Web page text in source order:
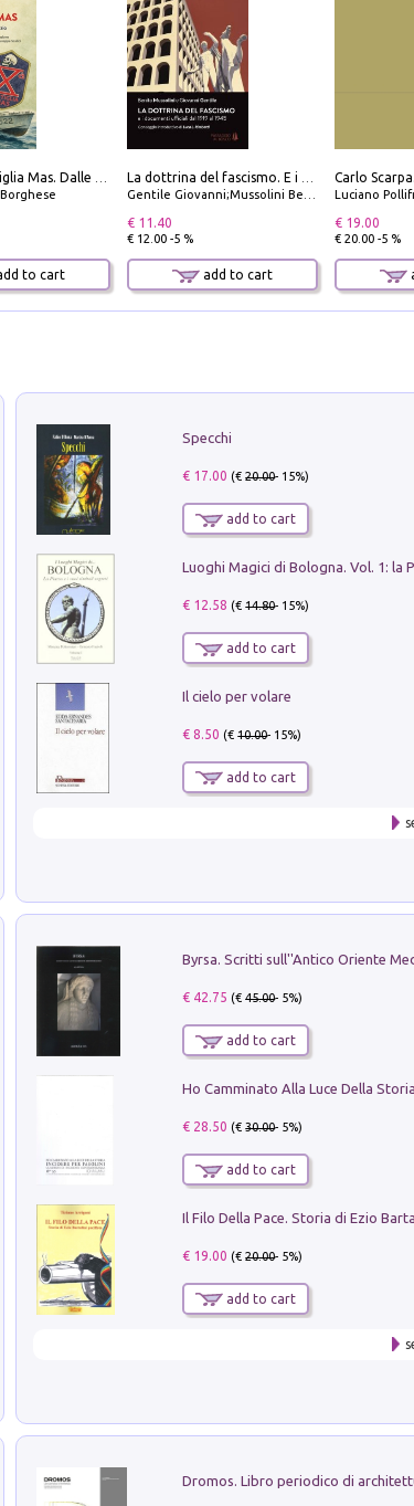
to cart
Gentile Giovanni;Mussolini Benito
€ 11.40
€ 12.00 -5 %
add to cart
Luciano
€ 19.00
€ 20.00 -5 %
Specchi
€ 17.00 (€20.00- 15%)
add to cart
€ 12.58 (€14.80- 15%)
add to cart
Il cielo per volare
€ 8.50 (€10.00- 15%)
add to cart
€ 42.75 (€45.00- 5%)
add to cart
€ 28.50 (€30.00- 5%)
add to cart
€ 19.00 (€20.00- 5%)
add to cart